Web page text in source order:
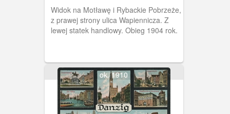
Pobrzeże
Widok na Motławę i Rybackie Pobrzeże,
z prawej strony ulica Wapiennicza. Z
lewej statek handlowy. Obieg 1904 rok.
ok. 1910